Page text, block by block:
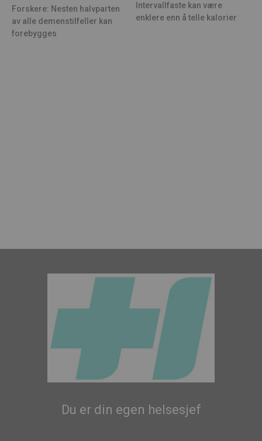
Forskere: Nesten halvparten
av alle demenstilfeller kan
forebygges
Intervallfaste kan være
enklere enn å telle kalorier
Du er din egen helsesjef